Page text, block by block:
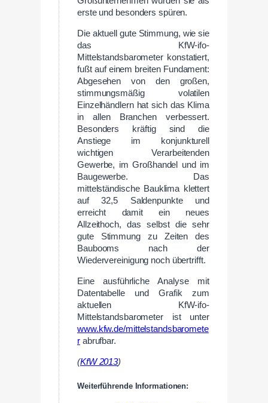
erste und besonders spüren.
Die aktuell gute Stimmung, wie sie
das KfW-ifo-
Mittelstandsbarometer konstatiert,
fußt auf einem breiten Fundament:
Abgesehen von den großen,
stimmungsmäßig volatilen
Einzelhändlern hat sich das Klima
in allen Branchen verbessert.
Besonders kräftig sind die
Anstiege im konjunkturell
wichtigen Verarbeitenden
Gewerbe, im Großhandel und im
Baugewerbe. Das
mittelständische Bauklima klettert
auf 32,5 Saldenpunkte und
erreicht damit ein neues
Allzeithoch, das selbst die sehr
gute Stimmung zu Zeiten des
Baubooms nach der
Wiedervereinigung noch übertrifft.
Eine ausführliche Analyse mit
Datentabelle und Grafik zum
aktuellen KfW-ifo-
Mittelstandsbarometer ist unter
www.kfw.de/mittelstandsbaromete
rabrufbar.
(KfW 2013)
Weiterführende Informationen: